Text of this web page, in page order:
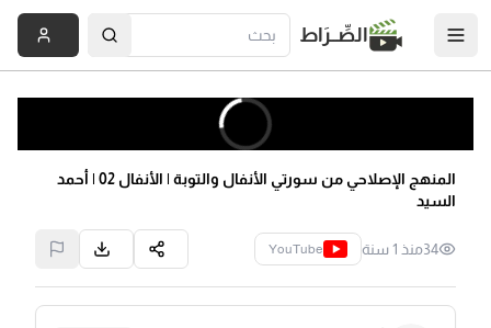
الصِّــرَاط
المنهج الإصلاحي من سورتي الأنفال والتوبة | الأنفال 02 | أحمد
السيد
34منذ 1 سنة YouTube